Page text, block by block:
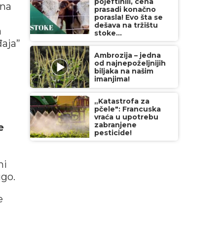
prasadi konačno
porasla! Evo šta se
dešava na tržištu
stoke...
Ambrozija – jedna
od najnepoželjnijih
biljaka na našim
imanjima!
„Katastrofa za
pčele": Francuska
vraća u upotrebu
zabranjene
pesticide!